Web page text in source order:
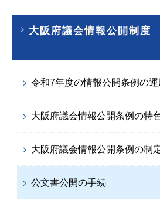
大阪府議会情報公開制度
令和7年度の情報公開条例の運
大阪府議会情報公開条例の特
大阪府議会情報公開条例の制
公文書公開の手続